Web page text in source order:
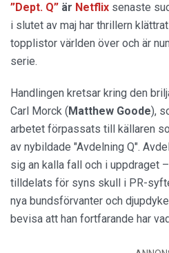
”Dept. Q” är Netflix senaste
i slutet av maj har thrillern
topplistor världen över och är
serie.
Handlingen kretsar kring den
Carl Morck (Matthew Goode),
arbetet förpassats till källaren
av nybildade "Avdelning Q".
sig an kalla fall och i uppdraget
tilldelats för syns skull i PR-
nya bundsförvanter och
bevisa att han fortfarande har